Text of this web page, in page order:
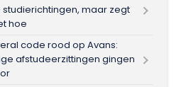
studierichtingen, maar zegt
hoe
code rood op Avans:
afstudeerzittingen gingen